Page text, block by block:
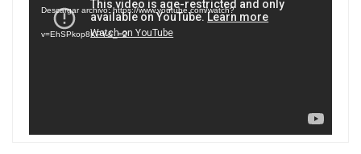
vídeo
Descargar archivo: https://www.youtube.com/watch?
v=EhSPkop8KPY&_=2